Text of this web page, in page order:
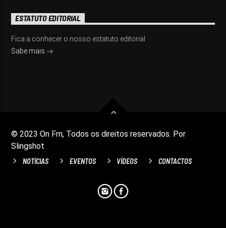
ESTATUTO EDITORIAL
Fica a conhecer o nosso estatuto editorial
Sabe mais
© 2023 On Fm, Todos os direitos reservados. Por
Slingshot
NOTÍCIAS EVENTOS VÍDEOS CONTACTOS